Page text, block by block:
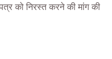
को निरस्त करने की मांग की